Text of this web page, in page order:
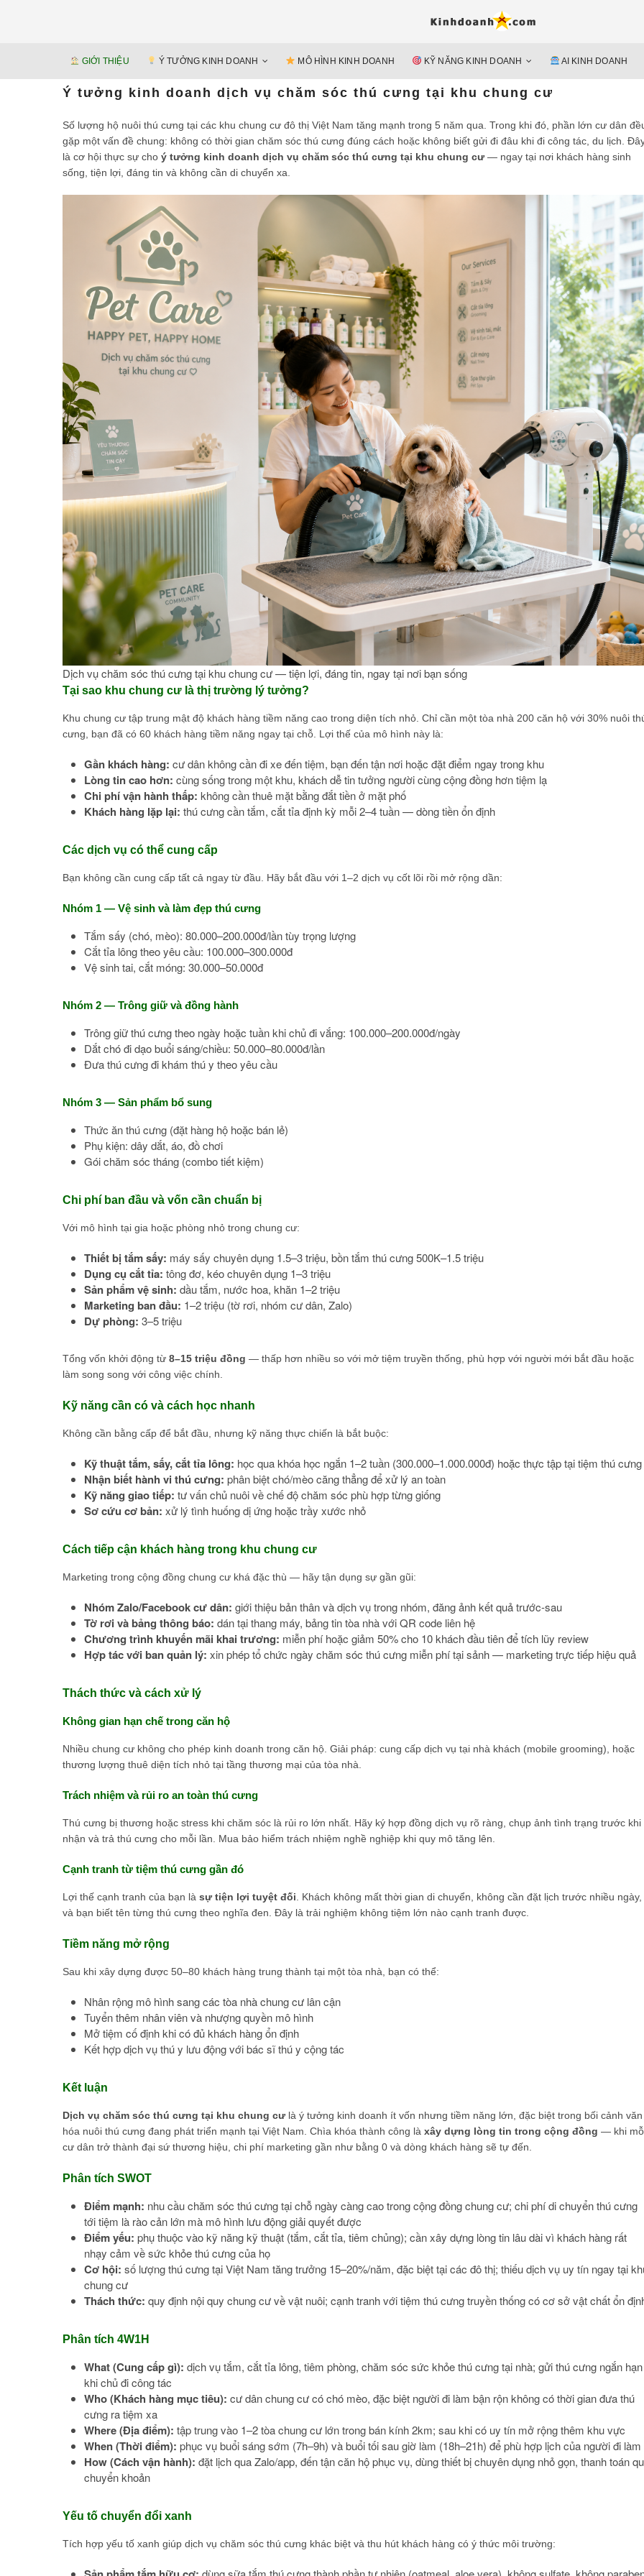
nguyên
GIỚI THIỆU Ý TƯỞNG KINH DOANH MÔ HÌNH KINH DOANH KỸ NĂNG KINH DOANH AI KINH DOANH
Ý tưởng kinh doanh dịch vụ chăm sóc thú cưng tại khu chung cư
Số lượng hộ nuôi thú cưng tại các khu chung cư đô thị Việt Nam tăng mạnh trong 5 năm qua. Trong khi đó, phần lớn cư dân
gặp một vấn đề chung: không có thời gian chăm sóc thú cưng đúng cách hoặc không biết gửi đi đâu khi đi công tác, du lịch.
là cơ hội thực sự cho ý tưởng kinh doanh dịch vụ chăm sóc thú cưng tại khu chung cư— ngay tại nơi khách hàng sinh
sống, tiện lợi, đáng tin và không cần di chuyển xa.
Dịch vụ chăm sóc thú cưng tại khu chung cư — tiện lợi, đáng tin, ngay tại nơi bạn sống
Tại sao khu chung cư là thị trường lý tưởng?
Khu chung cư tập trung mật độ khách hàng tiềm năng cao trong diện tích nhỏ. Chỉ cần một tòa nhà 200 căn hộ với 30% nuôi
cưng, bạn đã có 60 khách hàng tiềm năng ngay tại chỗ. Lợi thế của mô hình này là:
Gần khách hàng: cư dân không cần đi xe đến tiệm, bạn đến tận nơi hoặc đặt điểm ngay trong khu
Lòng tin cao hơn: cùng sống trong một khu, khách dễ tin tưởng người cùng cộng đồng hơn tiệm lạ
Chi phí vận hành thấp: không cần thuê mặt bằng đắt tiền ở mặt phố
Khách hàng lặp lại: thú cưng cần tắm, cắt tỉa định kỳ mỗi 2–4 tuần — dòng tiền ổn định
Các dịch vụ có thể cung cấp
Bạn không cần cung cấp tất cả ngay từ đầu. Hãy bắt đầu với 1–2 dịch vụ cốt lõi rồi mở rộng dần:
Nhóm 1 — Vệ sinh và làm đẹp thú cưng
Tắm sấy (chó, mèo): 80.000–200.000đ/lần tùy trọng lượng
Cắt tỉa lông theo yêu cầu: 100.000–300.000đ
Vệ sinh tai, cắt móng: 30.000–50.000đ
Nhóm 2 — Trông giữ và đồng hành
Trông giữ thú cưng theo ngày hoặc tuần khi chủ đi vắng: 100.000–200.000đ/ngày
Dắt chó đi dạo buổi sáng/chiều: 50.000–80.000đ/lần
Đưa thú cưng đi khám thú y theo yêu cầu
Nhóm 3 — Sản phẩm bổ sung
Thức ăn thú cưng (đặt hàng hộ hoặc bán lẻ)
Phụ kiện: dây dắt, áo, đồ chơi
Gói chăm sóc tháng (combo tiết kiệm)
Chi phí ban đầu và vốn cần chuẩn bị
Với mô hình tại gia hoặc phòng nhỏ trong chung cư:
Thiết bị tắm sấy: máy sấy chuyên dụng 1.5–3 triệu, bồn tắm thú cưng 500K–1.5 triệu
Dụng cụ cắt tỉa: tông đơ, kéo chuyên dụng 1–3 triệu
Sản phẩm vệ sinh: dầu tắm, nước hoa, khăn 1–2 triệu
Marketing ban đầu: 1–2 triệu (tờ rơi, nhóm cư dân, Zalo)
Dự phòng: 3–5 triệu
Tổng vốn khởi động từ 8–15 triệu đồng — thấp hơn nhiều so với mở tiệm truyền thống, phù hợp với người mới bắt đầu hoặc
làm song song với công việc chính.
Kỹ năng cần có và cách học nhanh
Không cần bằng cấp để bắt đầu, nhưng kỹ năng thực chiến là bắt buộc:
Kỹ thuật tắm, sấy, cắt tỉa lông: học qua khóa học ngắn 1–2 tuần (300.000–1.000.000đ) hoặc thực tập tại tiệm thú cưng
Nhận biết hành vi thú cưng: phân biệt chó/mèo căng thẳng để xử lý an toàn
Kỹ năng giao tiếp: tư vấn chủ nuôi về chế độ chăm sóc phù hợp từng giống
Sơ cứu cơ bản: xử lý tình huống dị ứng hoặc trầy xước nhỏ
Cách tiếp cận khách hàng trong khu chung cư
Marketing trong cộng đồng chung cư khá đặc thù — hãy tận dụng sự gần gũi:
Nhóm Zalo/Facebook cư dân: giới thiệu bản thân và dịch vụ trong nhóm, đăng ảnh kết quả trước-sau
Tờ rơi và bảng thông báo: dán tại thang máy, bảng tin tòa nhà với QR code liên hệ
Chương trình khuyến mãi khai trương: miễn phí hoặc giảm 50% cho 10 khách đầu tiên để tích lũy review
Hợp tác với ban quản lý: xin phép tổ chức ngày chăm sóc thú cưng miễn phí tại sảnh — marketing trực tiếp hiệu quả
Thách thức và cách xử lý
Không gian hạn chế trong căn hộ
Nhiều chung cư không cho phép kinh doanh trong căn hộ. Giải pháp: cung cấp dịch vụ tại nhà khách (mobile grooming), hoặc
thương lượng thuê diện tích nhỏ tại tầng thương mại của tòa nhà.
Trách nhiệm và rủi ro an toàn thú cưng
Thú cưng bị thương hoặc stress khi chăm sóc là rủi ro lớn nhất. Hãy ký hợp đồng dịch vụ rõ ràng, chụp ảnh tình trạng trước khi
nhận và trả thú cưng cho mỗi lần. Mua bảo hiểm trách nhiệm nghề nghiệp khi quy mô tăng lên.
Cạnh tranh từ tiệm thú cưng gần đó
Lợi thế cạnh tranh của bạn là sự tiện lợi tuyệt đối. Khách không mất thời gian di chuyển, không cần đặt lịch trước nhiều ngày,
và bạn biết tên từng thú cưng theo nghĩa đen. Đây là trải nghiệm không tiệm lớn nào cạnh tranh được.
Tiềm năng mở rộng
Sau khi xây dựng được 50–80 khách hàng trung thành tại một tòa nhà, bạn có thể:
Nhân rộng mô hình sang các tòa nhà chung cư lân cận
Tuyển thêm nhân viên và nhượng quyền mô hình
Mở tiệm cố định khi có đủ khách hàng ổn định
Kết hợp dịch vụ thú y lưu động với bác sĩ thú y cộng tác
Kết luận
Dịch vụ chăm sóc thú cưng tại khu chung cưlà ý tưởng kinh doanh ít vốn nhưng tiềm năng lớn, đặc biệt trong bối cảnh văn
hóa nuôi thú cưng đang phát triển mạnh tại Việt Nam. Chìa khóa thành công là xây dựng lòng tin trong cộng đồng — khi
cư dân trở thành đại sứ thương hiệu, chi phí marketing gần như bằng 0 và dòng khách hàng sẽ tự đến.
Phân tích SWOT
Điểm mạnh: nhu cầu chăm sóc thú cưng tại chỗ ngày càng cao trong cộng đồng chung cư; chi phí di chuyển thú cưng
tới tiệm là rào cản lớn mà mô hình lưu động giải quyết được
Điểm yếu: phụ thuộc vào kỹ năng kỹ thuật (tắm, cắt tỉa, tiêm chủng); cần xây dựng lòng tin lâu dài vì khách hàng rất
nhạy cảm về sức khỏe thú cưng của họ
Cơ hội: số lượng thú cưng tại Việt Nam tăng trưởng 15–20%/năm, đặc biệt tại các đô thị; thiếu dịch vụ uy tín ngay tại
chung cư
Thách thức: quy định nội quy chung cư về vật nuôi; cạnh tranh với tiệm thú cưng truyền thống có cơ sở vật chất ổn
Phân tích 4W1H
What (Cung cấp gì): dịch vụ tắm, cắt tỉa lông, tiêm phòng, chăm sóc sức khỏe thú cưng tại nhà; gửi thú cưng ngắn hạn
khi chủ đi công tác
Who (Khách hàng mục tiêu): cư dân chung cư có chó mèo, đặc biệt người đi làm bận rộn không có thời gian đưa thú
cưng ra tiệm xa
Where (Địa điểm): tập trung vào 1–2 tòa chung cư lớn trong bán kính 2km; sau khi có uy tín mở rộng thêm khu vực
When (Thời điểm): phục vụ buổi sáng sớm (7h–9h) và buổi tối sau giờ làm (18h–21h) để phù hợp lịch của người đi làm
How (Cách vận hành): đặt lịch qua Zalo/app, đến tận căn hộ phục vụ, dùng thiết bị chuyên dụng nhỏ gọn, thanh toán
chuyển khoản
Yếu tố chuyển đổi xanh
Tích hợp yếu tố xanh giúp dịch vụ chăm sóc thú cưng khác biệt và thu hút khách hàng có ý thức môi trường: